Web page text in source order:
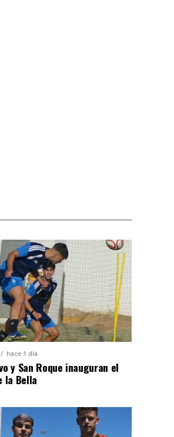
hace 1 día
y San Roque inauguran el
la Bella